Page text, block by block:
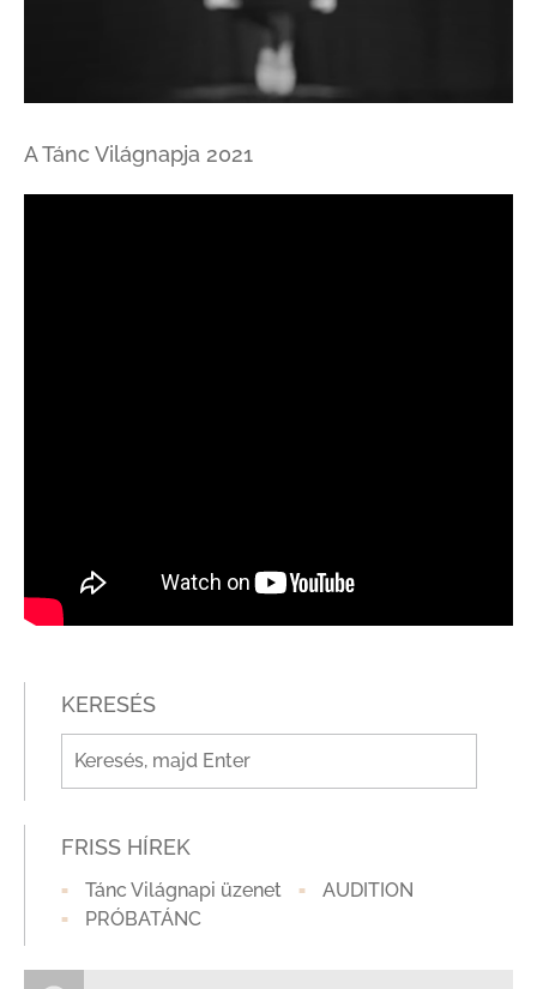
A Tánc Világnapja 2021
KERESÉS
FRISS HÍREK
Tánc Világnapi üzenet
AUDITION
PRÓBATÁNC